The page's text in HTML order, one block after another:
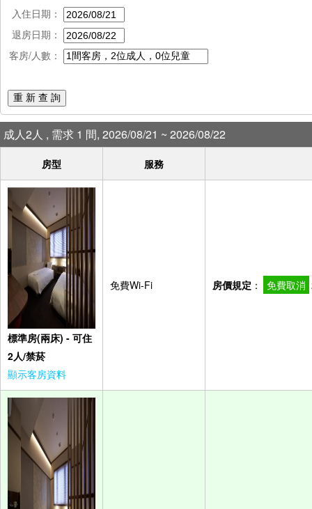
入住日期：
退房日期：
客房/人數：
重 新 查 詢
成人2人 , 需求 1 間, 2026/08/21 ~ 2026/08/22
房型 服務
標準房(兩床) - 可住
2人/禁菸
顯示客房資料
免費Wi-Fi 房價規定 ： 免費取消